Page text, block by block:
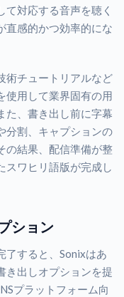
て対応する音声を聴く
直感的かつ効率的にな
術チュートリアルなど
使用して業界固有の用
た、書き出し前に字幕
分割、キャプションの
の結果、配信準備が整
スワヒリ語版が完成し
ション
了すると、Sonixはあ
き出しオプションを提
プラットフォーム向